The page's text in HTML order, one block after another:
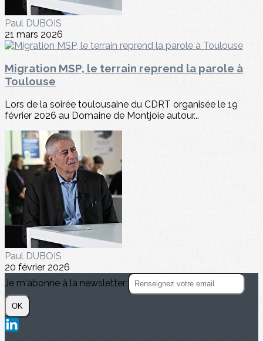
Paul DUBOIS
21 mars 2026
Migration MSP, le terrain reprend la parole à
Toulouse
Lors de la soirée toulousaine du CDRT organisée le 19
février 2026 au Domaine de Montjoie autour...
Paul DUBOIS
20 février 2026
Je m'abonne à la newsletter
OK